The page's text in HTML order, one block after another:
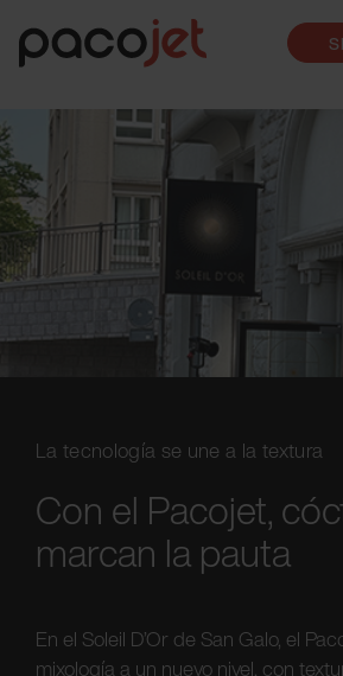
La tecnología se une a la textura
Con el Pacojet,
marcan la pauta
En el Soleil D’Or de San Galo, el
mixología a un nuevo nivel, con